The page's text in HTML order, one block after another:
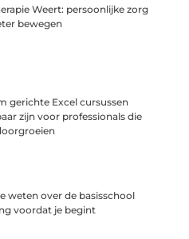
Weert: persoonlijke zorg
bewegen
gerichte Excel cursussen
zijn voor professionals die
weten over de basisschool
voordat je begint